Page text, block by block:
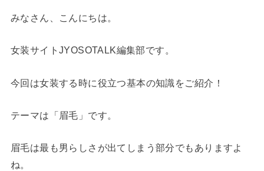
みなさん、こんにちは。
女装サイトJYOSOTALK編集部です。
今回は女装する時に役立つ基本の知識をご紹介！
テーマは「眉毛」です。
眉毛は最も男らしさが出てしまう部分でもありますよ
ね。